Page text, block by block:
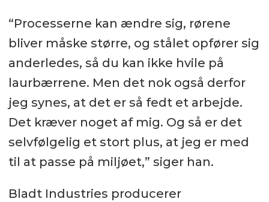
“Processerne kan ændre sig, rørene
bliver måske større, og stålet opfører sig
anderledes, så du kan ikke hvile på
laurbærrene. Men det nok også derfor
jeg synes, at det er så fedt et arbejde.
Det kræver noget af mig. Og så er det
selvfølgelig et stort plus, at jeg er med
til at passe på miljøet,” siger han.
Bladt Industries producerer